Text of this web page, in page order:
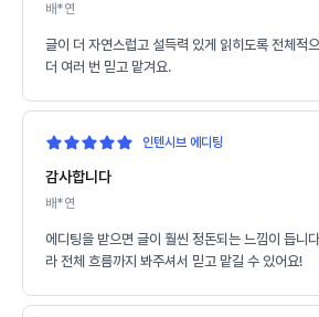
배*연
글이 더 자연스럽고 설득력 있게 읽히도록 전체적
더 여러 번 믿고 맡겨요.
인텐시브 에디팅
감사합니다
배*연
에디팅을 받으면 글이 훨씬 정돈되는 느낌이 듭니
라 전체 흐름까지 봐주셔서 믿고 맡길 수 있어요!